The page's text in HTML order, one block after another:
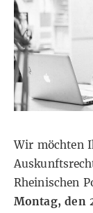
Wir möchten
Rheinischen
Montag, den